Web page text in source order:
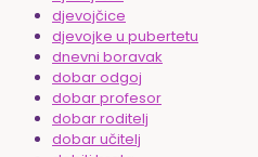
djevojčice
djevojke u pubertetu
dnevni boravak
dobar odgoj
dobar profesor
dobar roditelj
dobar učitelj